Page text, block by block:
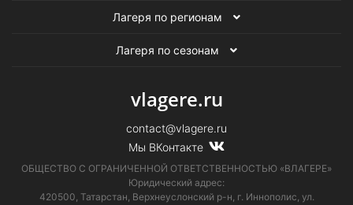
Лагеря по регионам
Лагеря по сезонам
vlagere.ru
contact@vlagere.ru
Мы ВКонтакте
ОБЩЕСТВО С ОГРАНИЧЕННОЙ ОТВЕТСТВЕННОСТЬЮ «ВЛАГЕРЕ»
Юридический адрес:
420500, Татарстан, Верхнеуслонский р-н, г. Иннополис, ул.